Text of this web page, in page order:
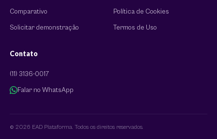
Comparativo
Solicitar demonstração
Política de Cookies
Termos de Uso
Contato
(11) 3136-0017
Falar no WhatsApp
© 2026 EAD Plataforma. Todos os direitos reservados.